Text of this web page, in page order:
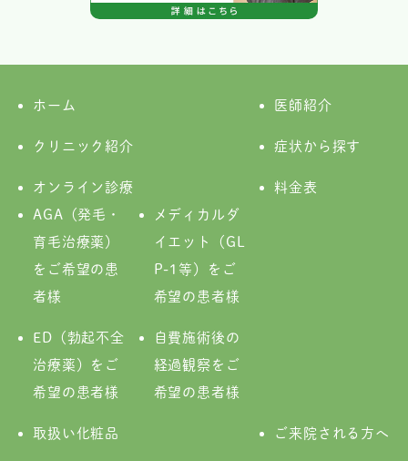
ホーム 医師紹介
クリニック紹介 症状から探す
オンライン診療
AGA（発毛・
育毛治療薬）
をご希望の患
者様
メディカルダ
イエット（GL
P-1等）をご
希望の患者様
ED（勃起不全
治療薬）をご
希望の患者様
自費施術後の
経過観察をご
希望の患者様
料金表
取扱い化粧品 ご来院される方へ